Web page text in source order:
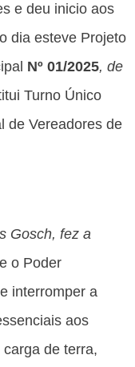
e deu inicio aos
dia esteve Projeto
Nº 01/2025, de
Turno Único
de Vereadores de
Gosch, fez a
o Poder
interromper a
aos
de terra,